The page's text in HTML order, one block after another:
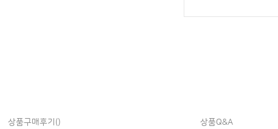
상품구매후기() 상품Q&A